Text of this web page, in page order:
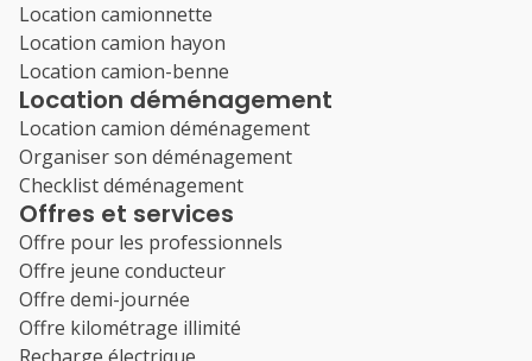
Location camionnette
Location camion hayon
Location camion-benne
Location déménagement
Location camion déménagement
Organiser son déménagement
Checklist déménagement
Offres et services
Offre pour les professionnels
Offre jeune conducteur
Offre demi-journée
Offre kilométrage illimité